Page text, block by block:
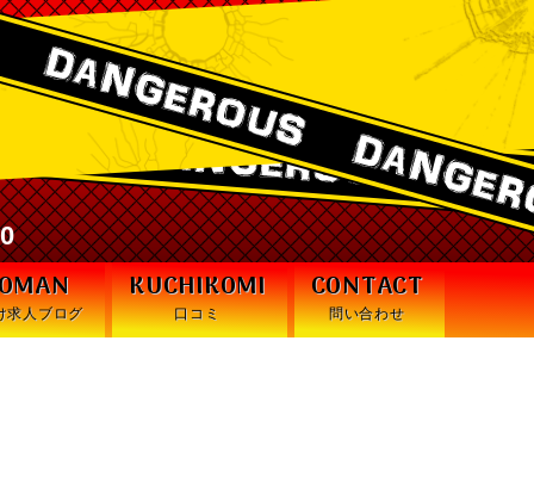
激安デリヘル・デンジャラス札幌
求人ブログ
KUCHIKOMI
口コミ
CONTACT
問い合わせ